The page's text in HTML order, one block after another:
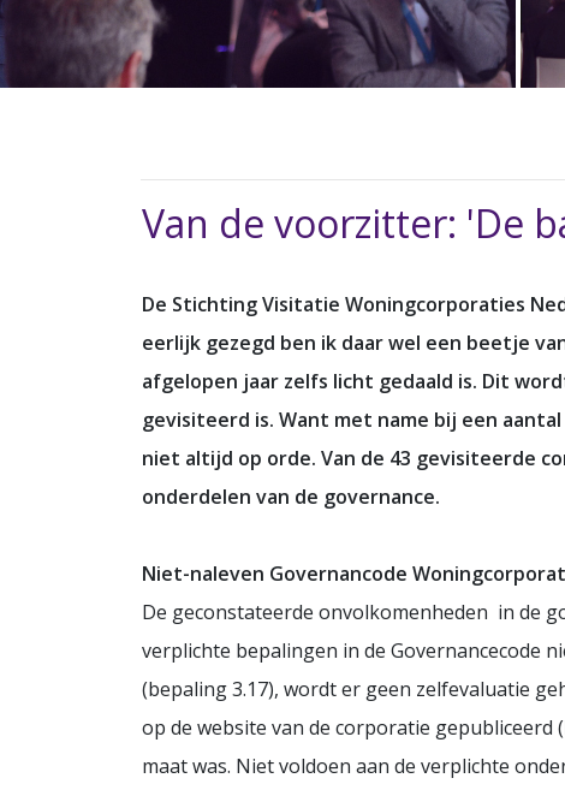
Van de voorzitter: 'De
De Stichting Visitatie Woningcorporaties
eerlijk gezegd ben ik daar wel een beetje
afgelopen jaar zelfs licht gedaald is. Dit
gevisiteerd is. Want met name bij een
niet altijd op orde. Van de 43 gevisiteerde
onderdelen van de governance.
Niet-naleven Governancode
De geconstateerde onvolkomenheden in de
verplichte bepalingen in de Governancecode
(bepaling 3.17), wordt er geen zelfevaluatie
op de website van de corporatie gepubliceerd
maat was. Niet voldoen aan de verplichte